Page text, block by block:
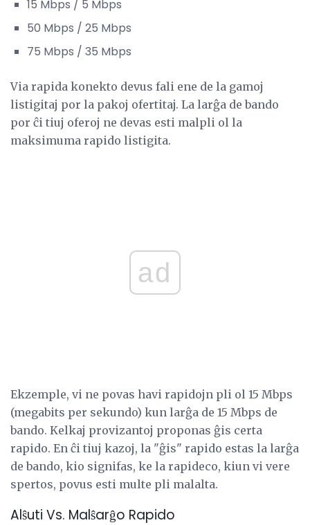
15 Mbps / 5 Mbps
50 Mbps / 25 Mbps
75 Mbps / 35 Mbps
Via rapida konekto devus fali ene de la gamoj
listigitaj por la pakoj ofertitaj. La larĝa de bando
por ĉi tiuj oferoj ne devas esti malpli ol la
maksimuma rapido listigita.
ad
Ekzemple, vi ne povas havi rapidojn pli ol 15 Mbps
(megabits per sekundo) kun larĝa de 15 Mbps de
bando. Kelkaj provizantoj proponas ĝis certa
rapido. En ĉi tiuj kazoj, la "ĝis" rapido estas la larĝa
de bando, kio signifas, ke la rapideco, kiun vi vere
spertos, povus esti multe pli malalta.
Alŝuti Vs. Malŝarĝo Rapido